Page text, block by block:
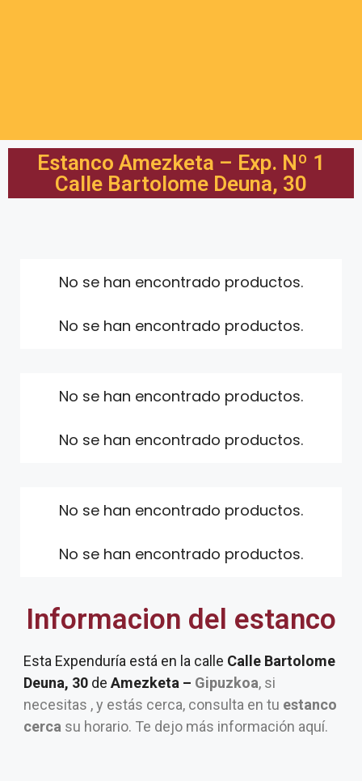
Estanco Amezketa – Exp. Nº 1
Calle Bartolome Deuna, 30
No se han encontrado productos.
No se han encontrado productos.
No se han encontrado productos.
No se han encontrado productos.
No se han encontrado productos.
No se han encontrado productos.
Informacion del estanco
Esta Expenduría está en la calle Calle Bartolome
Deuna, 30 de Amezketa – Gipuzkoa, si
necesitas , y estás cerca, consulta en tu estanco
cerca su horario. Te dejo más información aquí.